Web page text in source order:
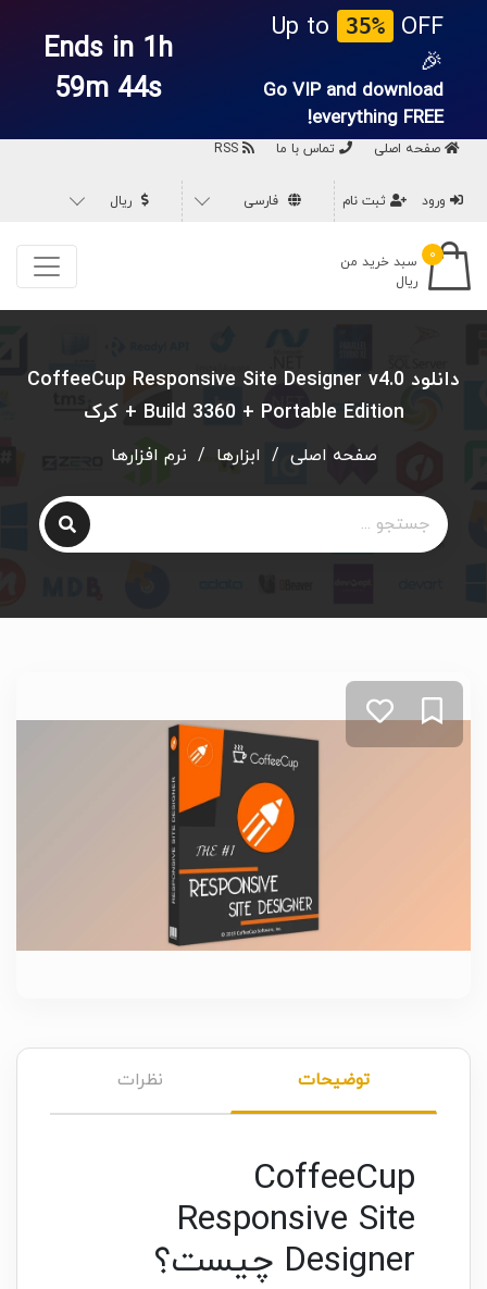
Up to 35%
OFF
🎉
Go VIP and download
everything FREE!
Ends in 1h
59m 43s
صفحه اصلی تماس با ما
ورود ثبت نام فارسی ریال
۰
سبد خرید من
ریال
دانلود CoffeeCup Responsive Site Designer v4.0
Build 3360 + Portable Edition + کرک
صفحه اصلی / ابزارها / نرم افزارها
توضیحات نظرات
CoffeeCup
Responsive Site
Designer چیست؟